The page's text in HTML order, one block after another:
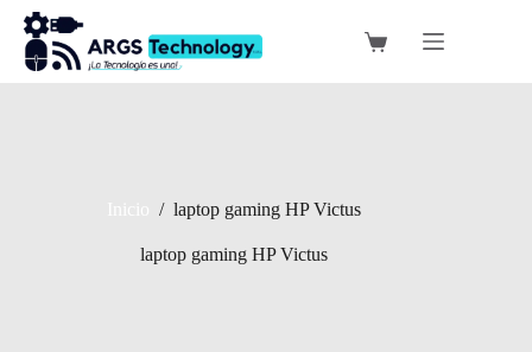
Saltar
contenido
Carro
/ laptop gaming HP Victus
laptop gaming HP Victus